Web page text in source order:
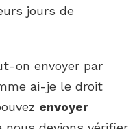
jours de
on envoyer par
ai-je le droit
envoyer